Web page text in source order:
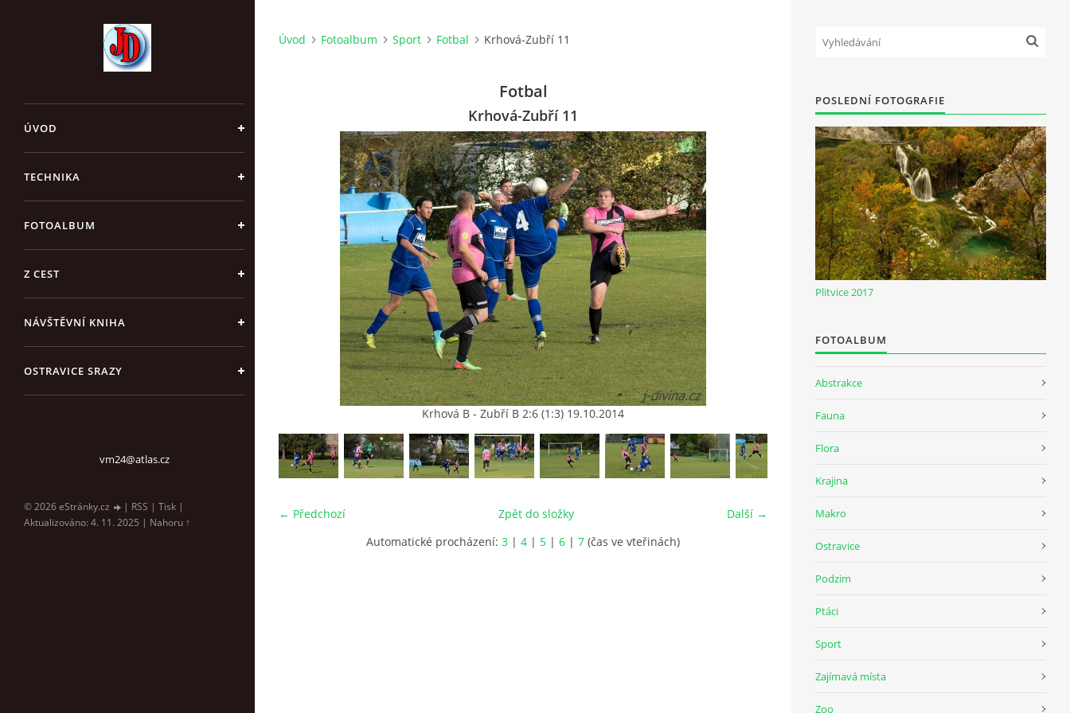
ÚVOD
TECHNIKA
FOTOALBUM
Z CEST
NÁVŠTĚVNÍ KNIHA
OSTRAVICE SRAZY
vm24@atlas.cz
© 2026 eStránky.cz | RSS | Tisk |
Aktualizováno: 4. 11. 2025 | Nahoru ↑
Úvod Fotoalbum Sport Fotbal Krhová-Zubří 11
Fotbal
Krhová-Zubří 11
Krhová B - Zubří B 2:6 (1:3) 19.10.2014
← Předchozí Další →
Zpět do složky
Automatické procházení: 3 | 4 | 5 | 6 | 7 (čas ve vteřinách)
POSLEDNÍ FOTOGRAFIE
Plitvice 2017
FOTOALBUM
Abstrakce
Fauna
Flora
Krajina
Makro
Ostravice
Podzim
Ptáci
Sport
Zajímavá místa
Zoo